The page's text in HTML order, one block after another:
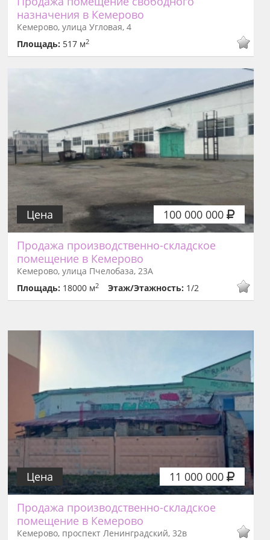
назначения в Кемерово
Кемерово, улица Угловая, 4
Площадь: 517 м2
100 000 000
Цена
Продажа производственно-складское
помещение в Кемерово
Кемерово, улица Пчелобаза, 23А
Площадь: 18000 м2 Этаж/Этажность: 1/2
11 000 000
Цена
Продажа производственно-складское
помещение в Кемерово
Кемерово, проспект Ленинградский, 32в